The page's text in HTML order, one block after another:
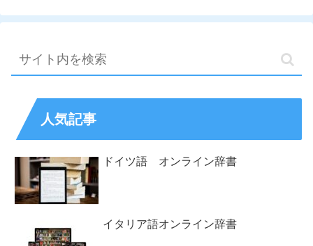
人気記事
ドイツ語 オンライン辞書
イタリア語オンライン辞書